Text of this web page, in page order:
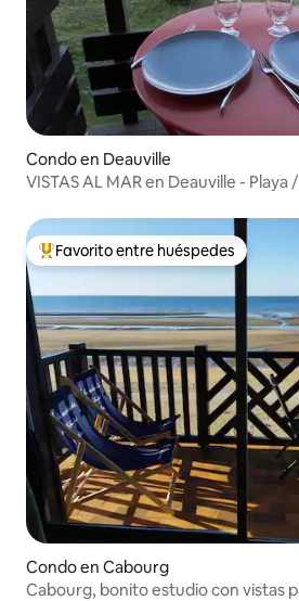
Condo en Deauville
VISTAS AL MAR en Deauville -
Favorito entre huéspedes preferido
Favorito entre huéspedes
Condo en Cabourg
Cabourg, bonito estudio con vistas